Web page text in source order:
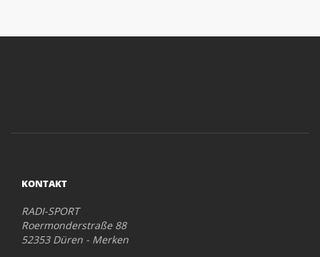
KONTAKT
RADI-SPORT
Roermonderstraße 88
52353 Düren - Merken